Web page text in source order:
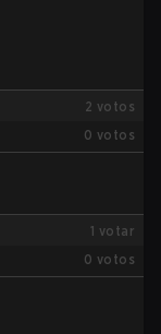
2 votos
0 votos
1 votar
0 votos